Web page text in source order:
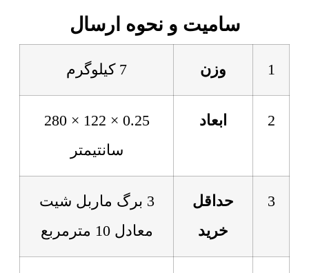
سامیت و نحوه ارسال
1 وزن 7 کیلوگرم
2 ابعاد
0.25 × 122 × 280
سانتیمتر
3
حداقل
خرید
3 برگ ماربل شیت
معادل 10 مترمربع